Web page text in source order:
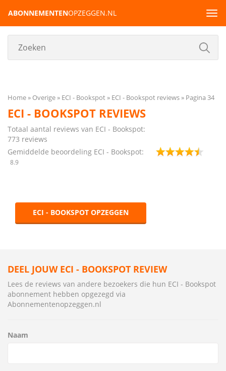
ABONNEMENTENOPZEGGEN.NL
Home Overige ECI - Bookspot ECI - Bookspot reviews Pagina 34
ECI - BOOKSPOT REVIEWS
Totaal aantal reviews van ECI - Bookspot:
773 reviews
Gemiddelde beoordeling ECI - Bookspot:
8.9
ECI - BOOKSPOT OPZEGGEN
DEEL JOUW ECI - BOOKSPOT REVIEW
Lees de reviews van andere bezoekers die hun ECI - Bookspot
abonnement hebben opgezegd via
Abonnementenopzeggen.nl
Naam